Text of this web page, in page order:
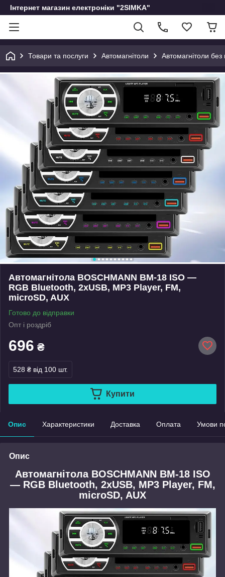
Інтернет магазин електроніки "2SIMKA"
Товари та послуги Автомагнітоли Автомагнітоли
Автомагнітола BOSCHMANN BM-18 ISO —
RGB Bluetooth, 2xUSB, MP3 Player, FM,
microSD, AUX
Готово до відправки
Опт і роздріб
696 ₴
528 ₴ від 100 шт.
Купити
Опис Характеристики Доставка Оплата Умови
Опис
Автомагнітола BOSCHMANN BM-18 ISO
— RGB Bluetooth, 2xUSB, MP3 Player, FM,
microSD, AUX